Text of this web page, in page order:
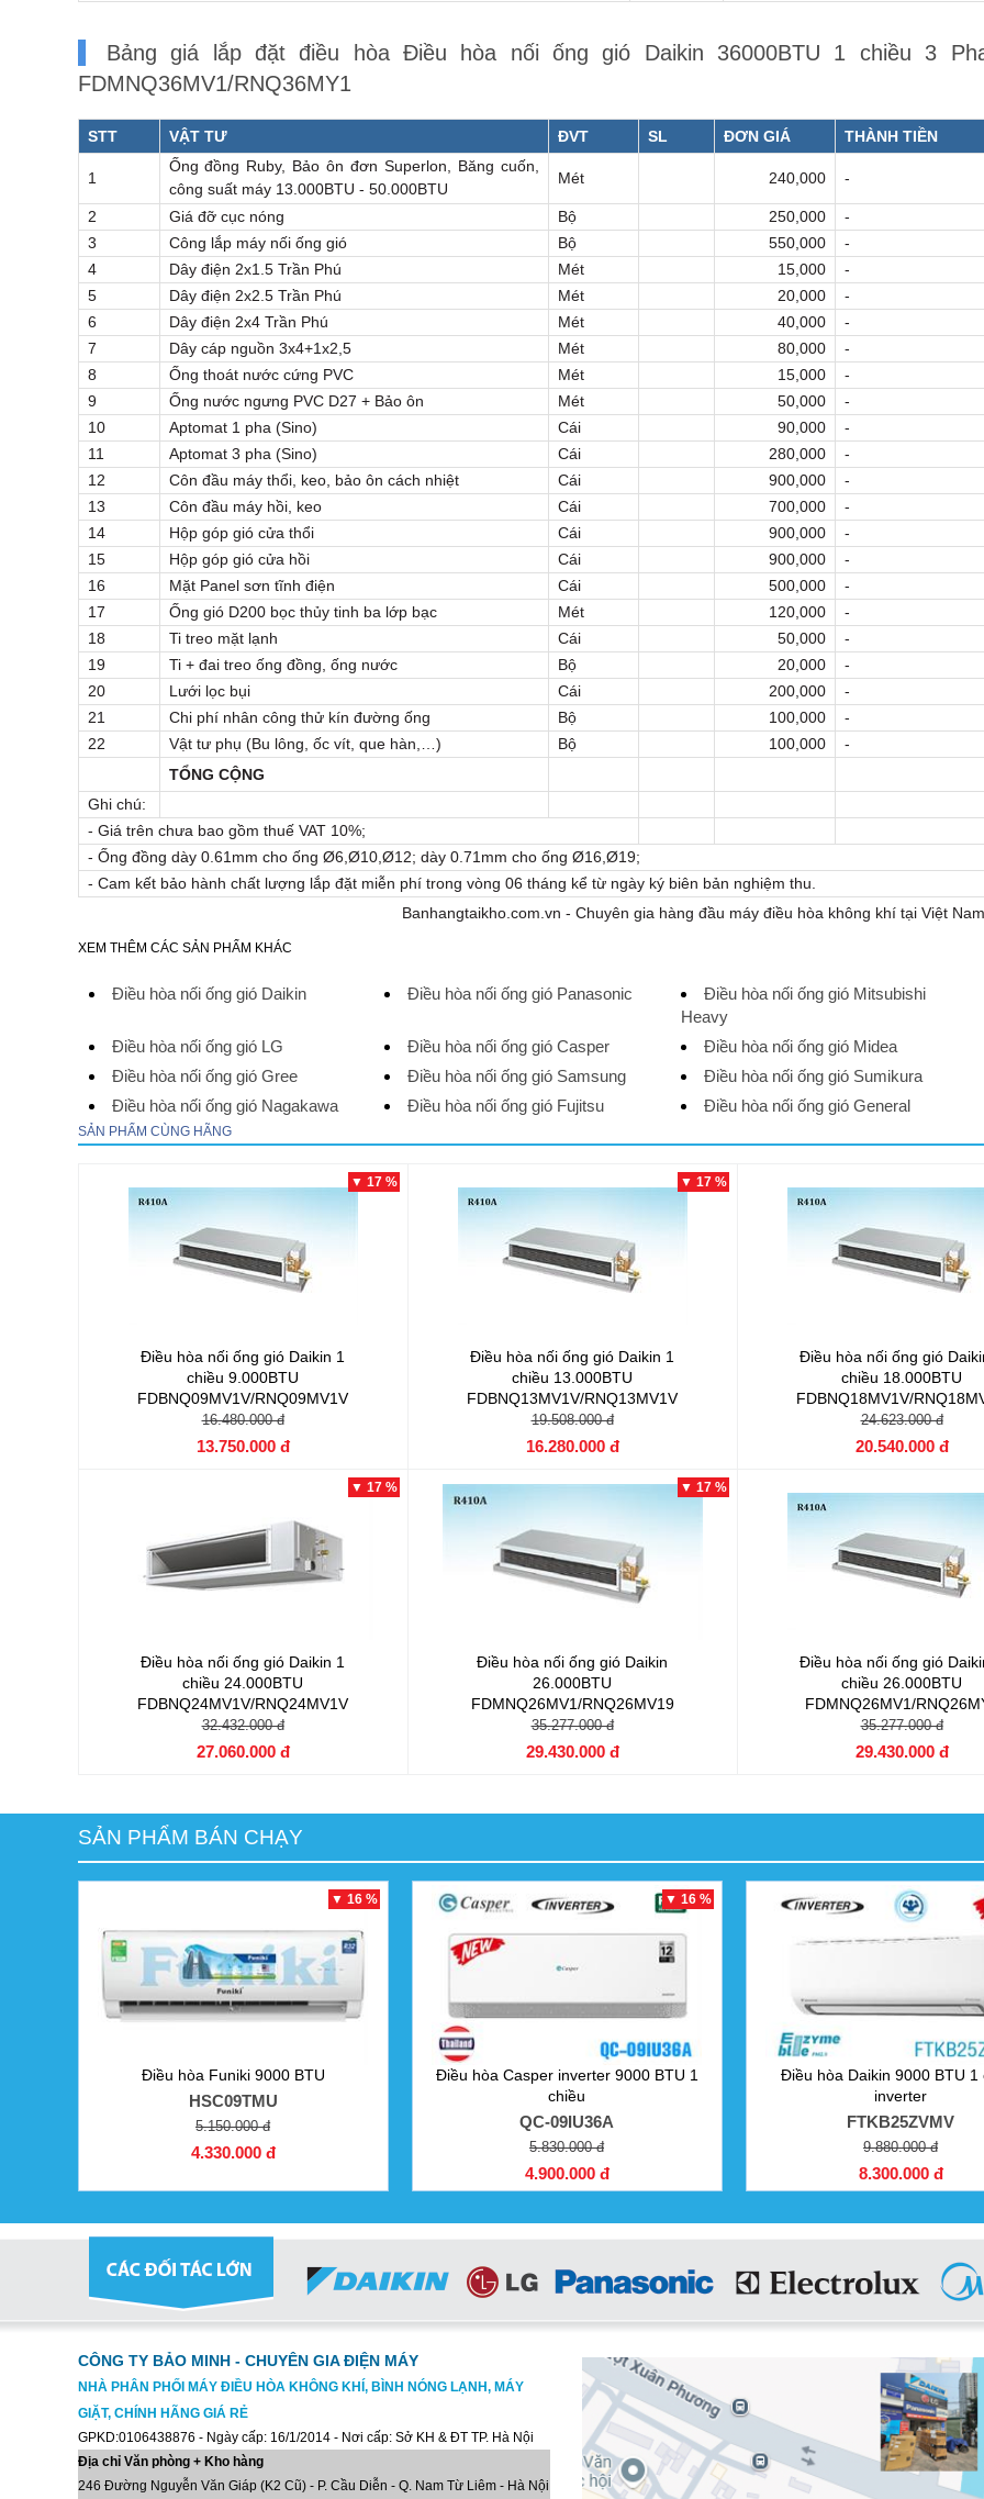
Bảng giá lắp đặt điều hòa Điều hòa nối ống gió Daikin 36000BTU 1 chiều 3
FDMNQ36MV1/RNQ36MY1
STT VẬT TƯ ĐVT SL ĐƠN GIÁ THÀNH TIỀN
1
Ống đồng Ruby, Bảo ôn đơn Superlon, Băng cuốn,
công suất máy 13.000BTU - 50.000BTU
Mét 240,000 -
2 Giá đỡ cục nóng Bộ 250,000
-
3
Công lắp máy nối ống gió Bộ 550,000
-
4
Dây điện 2x1.5 Trần Phú Mét 15,000
-
5
Dây điện 2x2.5 Trần Phú Mét 20,000
-
6
Dây điện 2x4 Trần Phú Mét 40,000
-
7
Dây cáp nguồn 3x4+1x2,5 Mét 80,000
-
8
Ống thoát nước cứng PVC Mét 15,000
-
9
Ống nước ngưng PVC D27 + Bảo ôn Mét 50,000
-
10
Aptomat 1 pha (Sino) Cái 90,000
-
11
Aptomat 3 pha (Sino) Cái 280,000
-
12
Côn đầu máy thổi, keo, bảo ôn cách nhiệt Cái 900,000
-
13
Côn đầu máy hồi, keo Cái 700,000
-
14
Hộp góp gió cửa thổi Cái 900,000
-
15
Hộp góp gió cửa hồi Cái 900,000
-
16
Mặt Panel sơn tĩnh điện Cái 500,000
-
17
Ống gió D200 bọc thủy tinh ba lớp bạc Mét 120,000
-
18
Ti treo mặt lạnh Cái 50,000
-
19
Ti + đai treo ống đồng, ống nước Bộ 20,000
-
20
Lưới lọc bụi Cái 200,000
-
21
Chi phí nhân công thử kín đường ống Bộ 100,000
-
22
Vật tư phụ (Bu lông, ốc vít, que hàn,…) Bộ 100,000
-
TỔNG CỘNG
Ghi chú:
- Giá trên chưa bao gồm thuế VAT 10%;
- Ống đồng dày 0.61mm cho ống Ø6,Ø10,Ø12; dày 0.71mm cho ống Ø16,Ø19;
- Cam kết bảo hành chất lượng lắp đặt miễn phí trong vòng 06 tháng kể từ ngày ký biên bản nghiệm thu.
Banhangtaikho.com.vn - Chuyên gia hàng đầu máy điều hòa không khí tại Việt
XEM THÊM CÁC SẢN PHẨM KHÁC
Điều hòa nối ống gió Daikin Điều hòa nối ống gió Panasonic
Điều hòa nối ống gió Mitsubishi
Heavy
Điều hòa nối ống gió LG
Điều hòa nối ống gió Casper
Điều hòa nối ống gió Midea
Điều hòa nối ống gió Gree
Điều hòa nối ống gió Samsung
Điều hòa nối ống gió Sumikura
Điều hòa nối ống gió Nagakawa
Điều hòa nối ống gió Fujitsu Điều hòa nối ống gió General
SẢN PHẨM CÙNG HÃNG
▼ 17 %
Điều hòa nối ống gió Daikin 1
chiều 9.000BTU
FDBNQ09MV1V/RNQ09MV1V
16.480.000 đ
13.750.000 đ
▼ 17 %
Điều hòa nối ống gió Daikin 1
chiều 13.000BTU
FDBNQ13MV1V/RNQ13MV1V
19.508.000 đ
16.280.000 đ
Điều hòa nối ống gió
chiều 18.000BTU
FDBNQ18MV1V/
24.623.000 đ
20.540.000 đ
▼ 17 %
Điều hòa nối ống gió Daikin 1
chiều 24.000BTU
FDBNQ24MV1V/RNQ24MV1V
32.432.000 đ
27.060.000 đ
▼ 17 %
Điều hòa nối ống gió Daikin
26.000BTU
FDMNQ26MV1/RNQ26MV19
35.277.000 đ
29.430.000 đ
Điều hòa nối ống gió
chiều 26.000BTU
FDMNQ26MV1/
35.277.000 đ
29.430.000 đ
SẢN PHẨM BÁN CHẠY
▼ 16 %
Điều hòa Funiki 9000 BTU
HSC09TMU
5.150.000 đ
4.330.000 đ
▼ 16 %
Điều hòa Casper inverter 9000 BTU 1
chiều
QC-09IU36A
5.830.000 đ
4.900.000 đ
Điều hòa Daikin 9000 BTU 1
inverter
FTKB25ZVMV
9.880.000 đ
8.300.000 đ
CÔNG TY BẢO MINH - CHUYÊN GIA ĐIỆN MÁY
NHÀ PHÂN PHỐI MÁY ĐIỀU HÒA KHÔNG KHÍ, BÌNH NÓNG LẠNH, MÁY
GIẶT, CHÍNH HÃNG GIÁ RẺ
GPKD:0106438876 - Ngày cấp: 16/1/2014 - Nơi cấp: Sở KH & ĐT TP. Hà Nội
Địa chỉ Văn phòng + Kho hàng
246 Đường Nguyễn Văn Giáp (K2 Cũ) - P. Cầu Diễn - Q. Nam Từ Liêm - Hà Nội